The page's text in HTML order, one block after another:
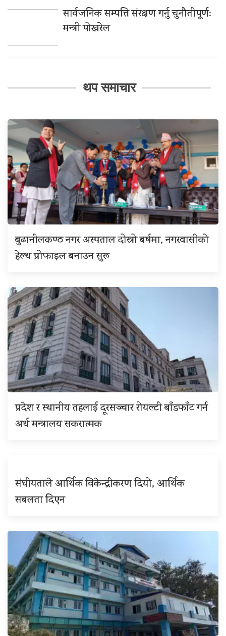
सार्वजनिक सम्पत्ति संरक्षण गर्नु चुनौतीपूर्णः
मन्त्री पोखरेल
थप समाचार
बुढानीलकण्ठ नगर अस्पताल दोस्रो बर्षमा, नगरवासीको
हेल्थ प्रोफाइल बनाउन सुरू
प्रदेश र स्थानीय तहलाई दूरसञ्चार रोयल्टी बाँडफाँट गर्न
अर्थ मन्त्रालय सकरात्मक
संघीयताले आर्थिक विकेन्द्रीकरण दियो, आर्थिक
सबलता दिएन